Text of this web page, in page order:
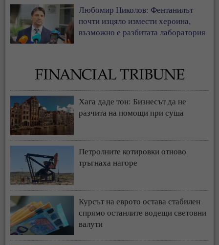
Любомир Николов: Фентанилът
почти изцяло измести хероина,
възможно е разбитата лаборатория
Хага даде тон: Бизнесът да не
разчита на помощи при суша
Петролните котировки отново
тръгнаха нагоре
Курсът на еврото остава стабилен
спрямо останлите водещи световни
валути